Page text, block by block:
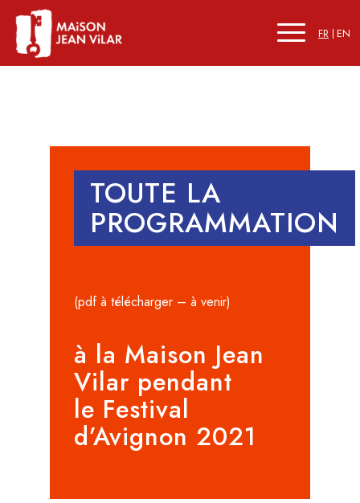
FR EN
TOUTE LA
PROGRAMMATION
(pdf à télécharger – à venir)
à la Maison Jean
Vilar pendant
le Festival
d’Avignon 2021